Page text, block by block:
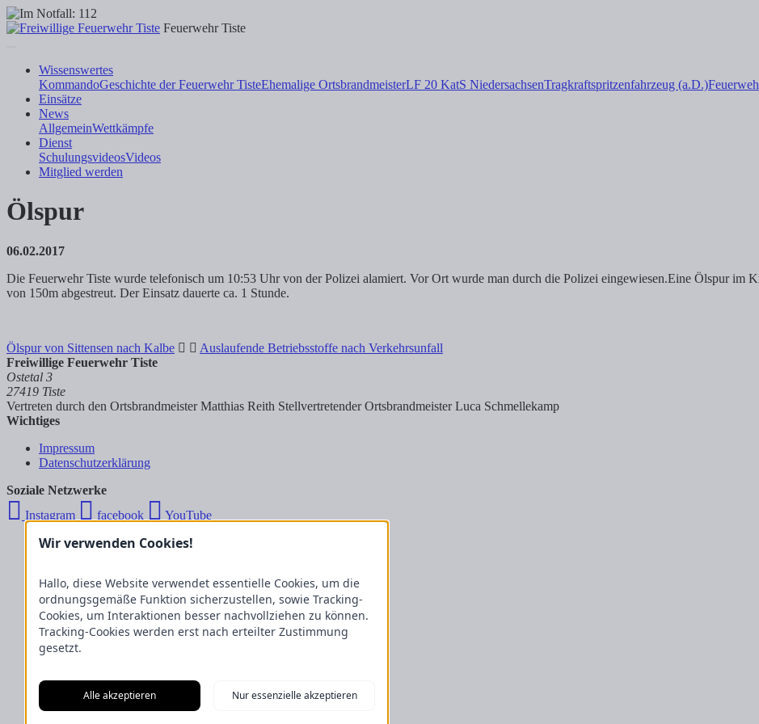
Feuerwehr Tiste
Wissenswertes
KommandoGeschichte der Feuerwehr TisteEhemalige OrtsbrandmeisterLF 20 KatS NiedersachsenTragkraftspritzenfahrzeug (a.D.)
Einsätze
News
AllgemeinWettkämpfe
Dienst
SchulungsvideosVideos
Mitglied werden
Ölspur
06.02.2017
Die Feuerwehr Tiste wurde telefonisch um 10:53 Uhr von der Polizei alamiert. Vor Ort wurde man durch die Polizei eingewiesen.Eine Ölspur im
von 150m abgestreut. Der Einsatz dauerte ca. 1 Stunde.
Ölspur von Sittensen nach Kalbe
Auslaufende Betriebsstoffe nach Verkehrsunfall
Freiwillige Feuerwehr Tiste
Ostetal 3
27419 Tiste
Vertreten durch den Ortsbrandmeister Matthias Reith Stellvertretender Ortsbrandmeister Luca Schmellekamp
Wichtiges
Impressum
Datenschutzerklärung
Soziale Netzwerke
Instagram
facebook YouTube
Wir verwenden Cookies!
Hallo, diese Website verwendet essentielle Cookies, um die
ordnungsgemäße Funktion sicherzustellen, sowie Tracking-
Cookies, um Interaktionen besser nachvollziehen zu können.
Tracking-Cookies werden erst nach erteilter Zustimmung
gesetzt.
Alle akzeptieren Nur essenzielle akzeptieren